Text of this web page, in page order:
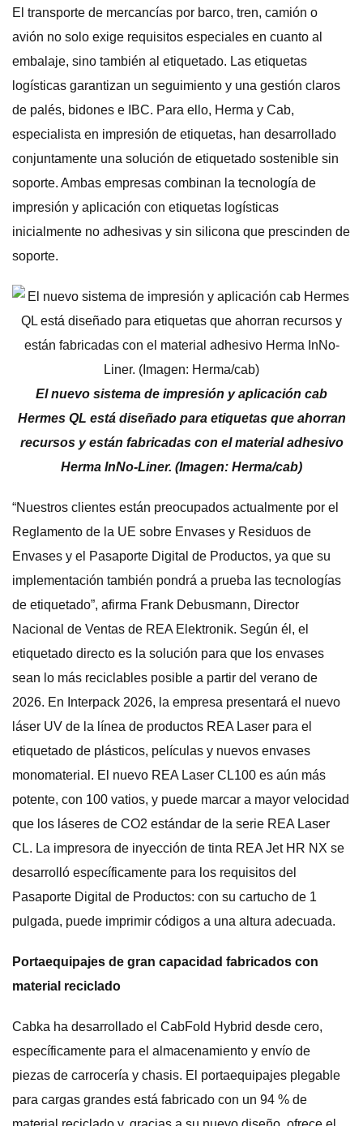
El transporte de mercancías por barco, tren, camión o
avión no solo exige requisitos especiales en cuanto al
embalaje, sino también al etiquetado. Las etiquetas
logísticas garantizan un seguimiento y una gestión claros
de palés, bidones e IBC. Para ello, Herma y Cab,
especialista en impresión de etiquetas, han desarrollado
conjuntamente una solución de etiquetado sostenible sin
soporte. Ambas empresas combinan la tecnología de
impresión y aplicación con etiquetas logísticas
inicialmente no adhesivas y sin silicona que prescinden de
soporte.
El nuevo sistema de impresión y aplicación cab
Hermes QL está diseñado para etiquetas que ahorran
recursos y están fabricadas con el material adhesivo
Herma InNo-Liner. (Imagen: Herma/cab)
“Nuestros clientes están preocupados actualmente por el
Reglamento de la UE sobre Envases y Residuos de
Envases y el Pasaporte Digital de Productos, ya que su
implementación también pondrá a prueba las tecnologías
de etiquetado”, afirma Frank Debusmann, Director
Nacional de Ventas de REA Elektronik. Según él, el
etiquetado directo es la solución para que los envases
sean lo más reciclables posible a partir del verano de
2026. En Interpack 2026, la empresa presentará el nuevo
láser UV de la línea de productos REA Laser para el
etiquetado de plásticos, películas y nuevos envases
monomaterial. El nuevo REA Laser CL100 es aún más
potente, con 100 vatios, y puede marcar a mayor velocidad
que los láseres de CO2 estándar de la serie REA Laser
CL. La impresora de inyección de tinta REA Jet HR NX se
desarrolló específicamente para los requisitos del
Pasaporte Digital de Productos: con su cartucho de 1
pulgada, puede imprimir códigos a una altura adecuada.
Portaequipajes de gran capacidad fabricados con
material reciclado
Cabka ha desarrollado el CabFold Hybrid desde cero,
específicamente para el almacenamiento y envío de
piezas de carrocería y chasis. El portaequipajes plegable
para cargas grandes está fabricado con un 94 % de